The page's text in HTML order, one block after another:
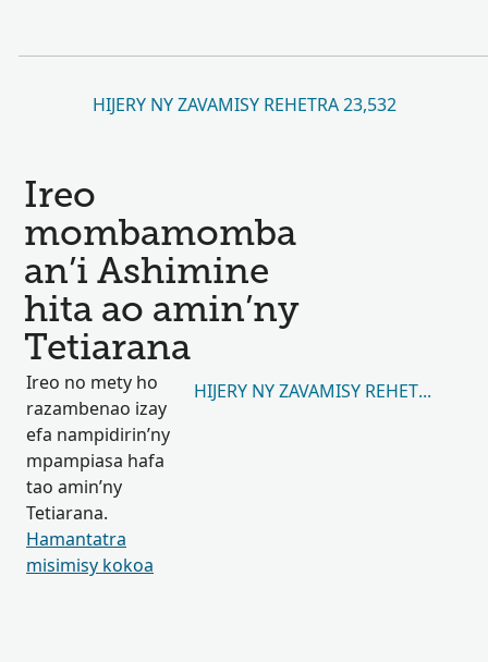
HIJERY NY ZAVAMISY REHETRA 23,532
Ireo
mombamomba
an’i Ashimine
hita ao amin’ny
Tetiarana
Ireo no mety ho
razambenao izay
efa nampidirin’ny
mpampiasa hafa
tao amin’ny
Tetiarana.
Hamantatra
misimisy kokoa
HIJERY NY ZAVAMISY REHETRA 4,428